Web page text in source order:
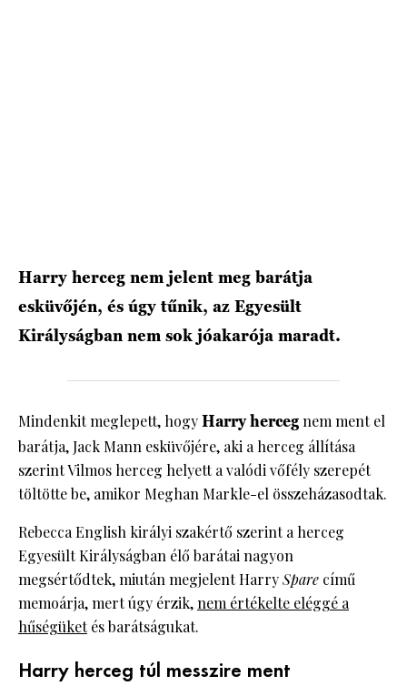
Harry herceg nem jelent meg barátja
esküvőjén, és úgy tűnik, az Egyesült
Királyságban nem sok jóakarója maradt.
Mindenkit meglepett, hogyHarry hercegnem ment el
barátja, Jack Mann esküvőjére, aki a herceg állítása
szerint Vilmos herceg helyett a valódi vőfély szerepét
töltötte be, amikor Meghan Markle-el összeházasodtak.
Rebecca English királyi szakértő szerint a herceg
Egyesült Királyságban élő barátai nagyon
megsértődtek, miután megjelent HarrySpare című
memoárja, mert úgy érzik,nem értékelte eléggé a
hűségüketés barátságukat.
Harry herceg túl messzire ment